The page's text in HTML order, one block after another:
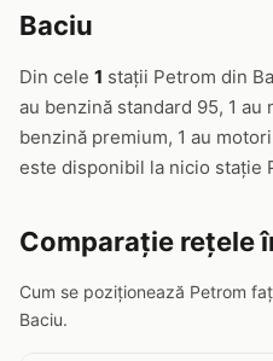
Baciu
Din cele 1 stații Petrom din
au benzină standard 95, 1 au
benzină premium, 1 au
este disponibil la nicio stație
Comparație rețele
Cum se poziționează Petrom
Baciu.